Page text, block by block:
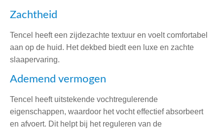
Zachtheid
Tencel heeft een zijdezachte textuur en voelt comfortabel
aan op de huid. Het dekbed biedt een luxe en zachte
slaapervaring.
Ademend vermogen
Tencel heeft uitstekende vochtregulerende
eigenschappen, waardoor het vocht effectief absorbeert
en afvoert. Dit helpt bij het reguleren van de